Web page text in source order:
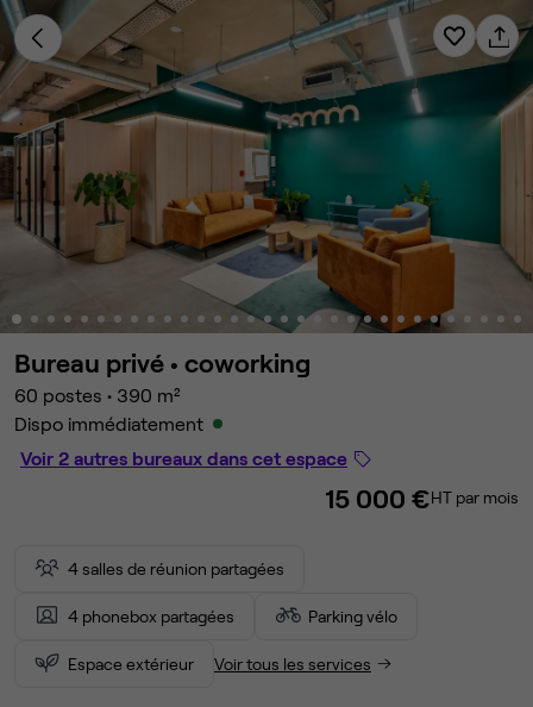
Bureau privé • coworking
60 postes • 390 m²
Dispo immédiatement
Voir 2 autres bureaux dans cet espace
15 000 €HT par mois
4 salles de réunion partagées
4 phonebox partagées Parking vélo
Espace extérieur Voir tous les services